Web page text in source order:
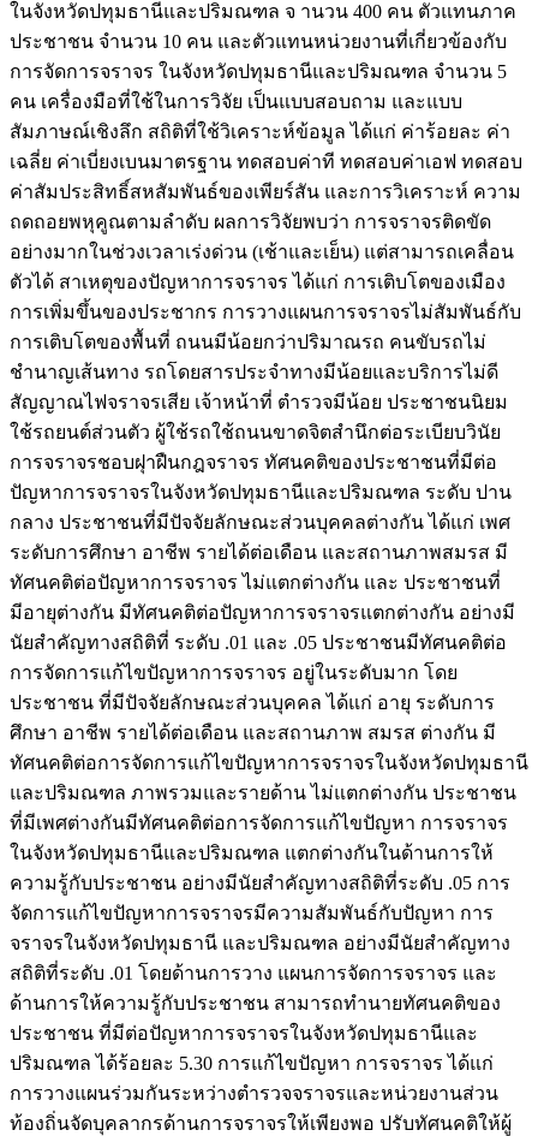
ในจังหวัดปทุมธานีและปริมณฑล จ านวน 400 คน ตัวแทนภาค
ประชาชน จำนวน 10 คน และตัวแทนหน่วยงานที่เกี่ยวข้องกับ
การจัดการจราจร ในจังหวัดปทุมธานีและปริมณฑล จำนวน 5
คน เครื่องมือที่ใช้ในการวิจัย เป็นแบบสอบถาม และแบบ
สัมภาษณ์เชิงลึก สถิติที่ใช้วิเคราะห์ข้อมูล ได้แก่ ค่าร้อยละ ค่า
เฉลี่ย ค่าเบี่ยงเบนมาตรฐาน ทดสอบค่าที ทดสอบค่าเอฟ ทดสอบ
ค่าสัมประสิทธิ์สหสัมพันธ์ของเพียร์สัน และการวิเคราะห์ ความ
ถดถอยพหุคูณตามลำดับ ผลการวิจัยพบว่า การจราจรติดขัด
อย่างมากในช่วงเวลาเร่งด่วน (เช้าและเย็น) แต่สามารถเคลื่อน
ตัวได้ สาเหตุของปัญหาการจราจร ได้แก่ การเติบโตของเมือง
การเพิ่มขึ้นของประชากร การวางแผนการจราจรไม่สัมพันธ์กับ
การเติบโตของพื้นที่ ถนนมีน้อยกว่าปริมาณรถ คนขับรถไม่
ชำนาญเส้นทาง รถโดยสารประจำทางมีน้อยและบริการไม่ดี
สัญญาณไฟจราจรเสีย เจ้าหน้าที่ ตำรวจมีน้อย ประชาชนนิยม
ใช้รถยนต์ส่วนตัว ผู้ใช้รถใช้ถนนขาดจิตสำนึกต่อระเบียบวินัย
การจราจรชอบฝุาฝืนกฎจราจร ทัศนคติของประชาชนที่มีต่อ
ปัญหาการจราจรในจังหวัดปทุมธานีและปริมณฑล ระดับ ปาน
กลาง ประชาชนที่มีปัจจัยลักษณะส่วนบุคคลต่างกัน ได้แก่ เพศ
ระดับการศึกษา อาชีพ รายได้ต่อเดือน และสถานภาพสมรส มี
ทัศนคติต่อปัญหาการจราจร ไม่แตกต่างกัน และ ประชาชนที่
มีอายุต่างกัน มีทัศนคติต่อปัญหาการจราจรแตกต่างกัน อย่างมี
นัยสำคัญทางสถิติที่ ระดับ .01 และ .05 ประชาชนมีทัศนคติต่อ
การจัดการแก้ไขปัญหาการจราจร อยู่ในระดับมาก โดย
ประชาชน ที่มีปัจจัยลักษณะส่วนบุคคล ได้แก่ อายุ ระดับการ
ศึกษา อาชีพ รายได้ต่อเดือน และสถานภาพ สมรส ต่างกัน มี
ทัศนคติต่อการจัดการแก้ไขปัญหาการจราจรในจังหวัดปทุมธานี
และปริมณฑล ภาพรวมและรายด้าน ไม่แตกต่างกัน ประชาชน
ที่มีเพศต่างกันมีทัศนคติต่อการจัดการแก้ไขปัญหา การจราจร
ในจังหวัดปทุมธานีและปริมณฑล แตกต่างกันในด้านการให้
ความรู้กับประชาชน อย่างมีนัยสำคัญทางสถิติที่ระดับ .05 การ
จัดการแก้ไขปัญหาการจราจรมีความสัมพันธ์กับปัญหา การ
จราจรในจังหวัดปทุมธานี และปริมณฑล อย่างมีนัยสำคัญทาง
สถิติที่ระดับ .01 โดยด้านการวาง แผนการจัดการจราจร และ
ด้านการให้ความรู้กับประชาชน สามารถทำนายทัศนคติของ
ประชาชน ที่มีต่อปัญหาการจราจรในจังหวัดปทุมธานีและ
ปริมณฑล ได้ร้อยละ 5.30 การแก้ไขปัญหา การจราจร ได้แก่
การวางแผนร่วมกันระหว่างตำรวจจราจรและหน่วยงานส่วน
ท้องถิ่นจัดบุคลากรด้านการจราจรให้เพียงพอ ปรับทัศนคติให้ผู้